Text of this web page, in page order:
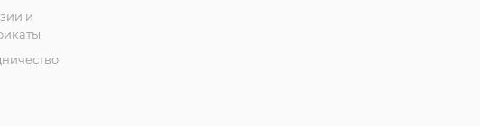
и